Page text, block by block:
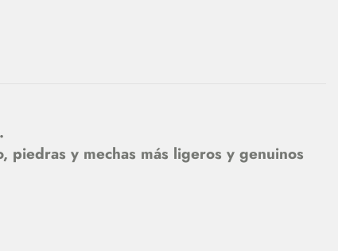
y mechas más ligeros y genuinos